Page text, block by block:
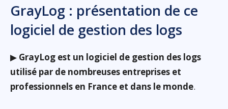
GrayLog : présentation de ce
logiciel de gestion des logs
▶ GrayLog est un logiciel de gestion des logs
utilisé par de nombreuses entreprises et
professionnels en France et dans le monde.